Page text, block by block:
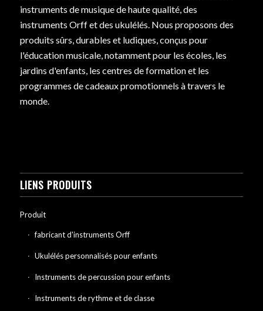
instruments de musique de haute qualité, des
instruments Orff et des ukulélés. Nous proposons des
produits sûrs, durables et ludiques, conçus pour
l'éducation musicale, notamment pour les écoles, les
jardins d'enfants, les centres de formation et les
programmes de cadeaux promotionnels à travers le
monde.
LIENS PRODUITS
Produit
fabricant d'instruments Orff
Ukulélés personnalisés pour enfants
Instruments de percussion pour enfants
Instruments de rythme et de classe